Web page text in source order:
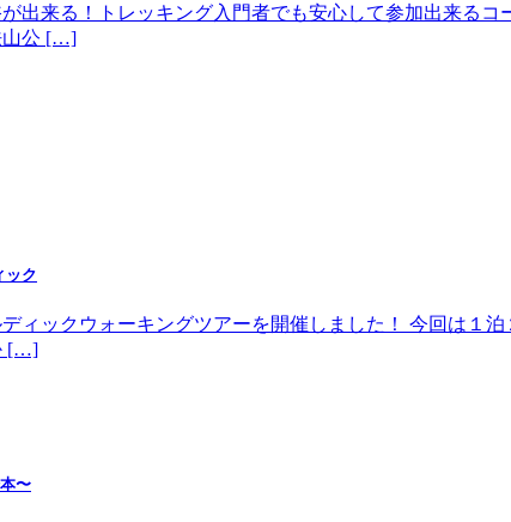
出来る！トレッキング入門者でも安心して参加出来る
山公 […]
ック
ィックウォーキングツアーを開催しました！ 今回は１
[…]
〜